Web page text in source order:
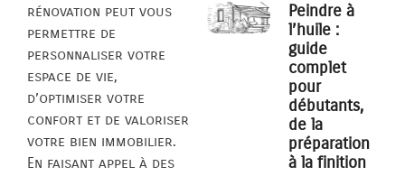
rénovation peut vous
permettre de
personnaliser votre
espace de vie,
d’optimiser votre
confort et de valoriser
votre bien immobilier.
En faisant appel à des
Peindre à
l’huile :
guide
complet
pour
débutants,
de la
préparation
à la finition